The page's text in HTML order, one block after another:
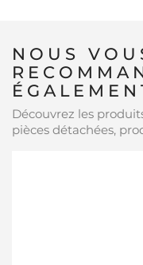
NOUS
Découvrez les
pièces détachées,